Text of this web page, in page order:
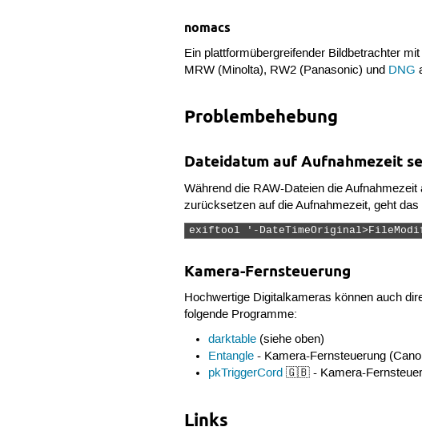
nomacs
Ein plattformübergreifender Bildbetrachter
MRW (Minolta), RW2 (Panasonic) und DNG
Problembehebung
Dateidatum auf Aufnahmezeit
Während die RAW-Dateien die
zurücksetzen auf die Aufnahmezeit, geht
exiftool '-
Kamera-Fernsteuerung
Hochwertige Digitalkameras können auch
folgende Programme:
darktable(siehe oben)
Entangle- Kamera-Fernsteuerung
pkTriggerCord🇬🇧 - Kamera-
Links